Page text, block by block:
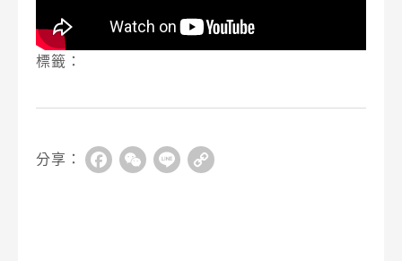
標籤：
分享： FacebookWeChat
Line